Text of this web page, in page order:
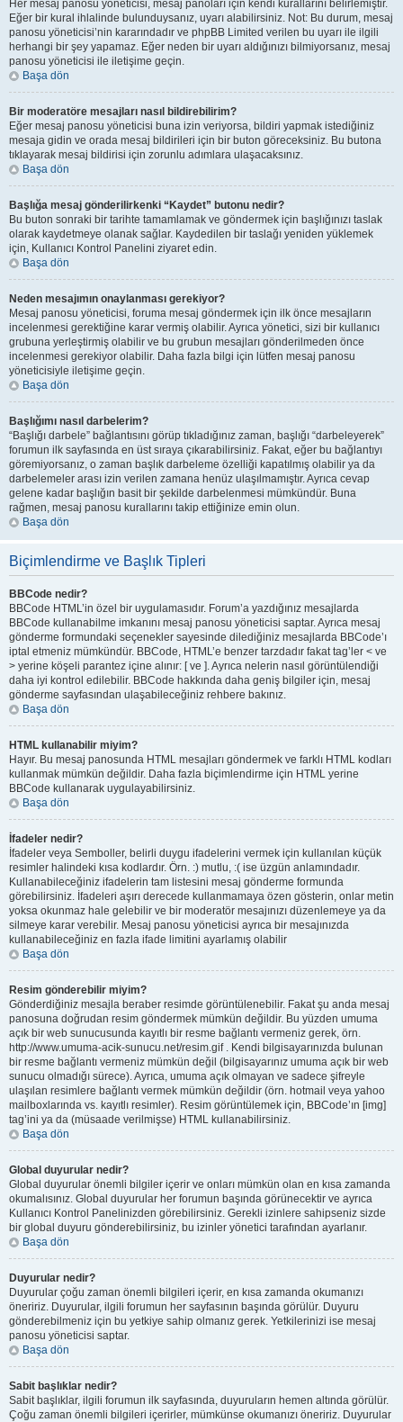
Her mesaj panosu yöneticisi, mesaj panoları için kendi kurallarını belirlemiştir.
Eğer bir kural ihlalinde bulunduysanız, uyarı alabilirsiniz. Not: Bu durum, mesaj
panosu yöneticisi’nin kararındadır ve phpBB Limited verilen bu uyarı ile ilgili
herhangi bir şey yapamaz. Eğer neden bir uyarı aldığınızı bilmiyorsanız, mesaj
panosu yöneticisi ile iletişime geçin.
Başa dön
Bir moderatöre mesajları nasıl bildirebilirim?
Eğer mesaj panosu yöneticisi buna izin veriyorsa, bildiri yapmak istediğiniz
mesaja gidin ve orada mesaj bildirileri için bir buton göreceksiniz. Bu butona
tıklayarak mesaj bildirisi için zorunlu adımlara ulaşacaksınız.
Başa dön
Başlığa mesaj gönderilirkenki “Kaydet” butonu nedir?
Bu buton sonraki bir tarihte tamamlamak ve göndermek için başlığınızı taslak
olarak kaydetmeye olanak sağlar. Kaydedilen bir taslağı yeniden yüklemek
için, Kullanıcı Kontrol Panelini ziyaret edin.
Başa dön
Neden mesajımın onaylanması gerekiyor?
Mesaj panosu yöneticisi, foruma mesaj göndermek için ilk önce mesajların
incelenmesi gerektiğine karar vermiş olabilir. Ayrıca yönetici, sizi bir kullanıcı
grubuna yerleştirmiş olabilir ve bu grubun mesajları gönderilmeden önce
incelenmesi gerekiyor olabilir. Daha fazla bilgi için lütfen mesaj panosu
yöneticisiyle iletişime geçin.
Başa dön
Başlığımı nasıl darbelerim?
“Başlığı darbele” bağlantısını görüp tıkladığınız zaman, başlığı “darbeleyerek”
forumun ilk sayfasında en üst sıraya çıkarabilirsiniz. Fakat, eğer bu bağlantıyı
göremiyorsanız, o zaman başlık darbeleme özelliği kapatılmış olabilir ya da
darbelemeler arası izin verilen zamana henüz ulaşılmamıştır. Ayrıca cevap
gelene kadar başlığın basit bir şekilde darbelenmesi mümkündür. Buna
rağmen, mesaj panosu kurallarını takip ettiğinize emin olun.
Başa dön
Biçimlendirme ve Başlık Tipleri
BBCode nedir?
BBCode HTML’in özel bir uygulamasıdır. Forum’a yazdığınız mesajlarda
BBCode kullanabilme imkanını mesaj panosu yöneticisi saptar. Ayrıca mesaj
gönderme formundaki seçenekler sayesinde dilediğiniz mesajlarda BBCode’ı
iptal etmeniz mümkündür. BBCode, HTML’e benzer tarzdadır fakat tag’ler < ve
> yerine köşeli parantez içine alınır: [ ve ]. Ayrıca nelerin nasıl görüntülendiği
daha iyi kontrol edilebilir. BBCode hakkında daha geniş bilgiler için, mesaj
gönderme sayfasından ulaşabileceğiniz rehbere bakınız.
Başa dön
HTML kullanabilir miyim?
Hayır. Bu mesaj panosunda HTML mesajları göndermek ve farklı HTML kodları
kullanmak mümkün değildir. Daha fazla biçimlendirme için HTML yerine
BBCode kullanarak uygulayabilirsiniz.
Başa dön
İfadeler nedir?
İfadeler veya Semboller, belirli duygu ifadelerini vermek için kullanılan küçük
resimler halindeki kısa kodlardır. Örn. :) mutlu, :( ise üzgün anlamındadır.
Kullanabileceğiniz ifadelerin tam listesini mesaj gönderme formunda
görebilirsiniz. İfadeleri aşırı derecede kullanmamaya özen gösterin, onlar metin
yoksa okunmaz hale gelebilir ve bir moderatör mesajınızı düzenlemeye ya da
silmeye karar verebilir. Mesaj panosu yöneticisi ayrıca bir mesajınızda
kullanabileceğiniz en fazla ifade limitini ayarlamış olabilir
Başa dön
Resim gönderebilir miyim?
Gönderdiğiniz mesajla beraber resimde görüntülenebilir. Fakat şu anda mesaj
panosuna doğrudan resim göndermek mümkün değildir. Bu yüzden umuma
açık bir web sunucusunda kayıtlı bir resme bağlantı vermeniz gerek, örn.
http://www.umuma-acik-sunucu.net/resim.gif . Kendi bilgisayarınızda bulunan
bir resme bağlantı vermeniz mümkün değil (bilgisayarınız umuma açık bir web
sunucu olmadığı sürece). Ayrıca, umuma açık olmayan ve sadece şifreyle
ulaşılan resimlere bağlantı vermek mümkün değildir (örn. hotmail veya yahoo
mailboxlarında vs. kayıtlı resimler). Resim görüntülemek için, BBCode’ın [img]
tag’ini ya da (müsaade verilmişse) HTML kullanabilirsiniz.
Başa dön
Global duyurular nedir?
Global duyurular önemli bilgiler içerir ve onları mümkün olan en kısa zamanda
okumalısınız. Global duyurular her forumun başında görünecektir ve ayrıca
Kullanıcı Kontrol Panelinizden görebilirsiniz. Gerekli izinlere sahipseniz sizde
bir global duyuru gönderebilirsiniz, bu izinler yönetici tarafından ayarlanır.
Başa dön
Duyurular nedir?
Duyurular çoğu zaman önemli bilgileri içerir, en kısa zamanda okumanızı
öneririz. Duyurular, ilgili forumun her sayfasının başında görülür. Duyuru
gönderebilmeniz için bu yetkiye sahip olmanız gerek. Yetkilerinizi ise mesaj
panosu yöneticisi saptar.
Başa dön
Sabit başlıklar nedir?
Sabit başlıklar, ilgili forumun ilk sayfasında, duyuruların hemen altında görülür.
Çoğu zaman önemli bilgileri içerirler, mümkünse okumanızı öneririz. Duyurular